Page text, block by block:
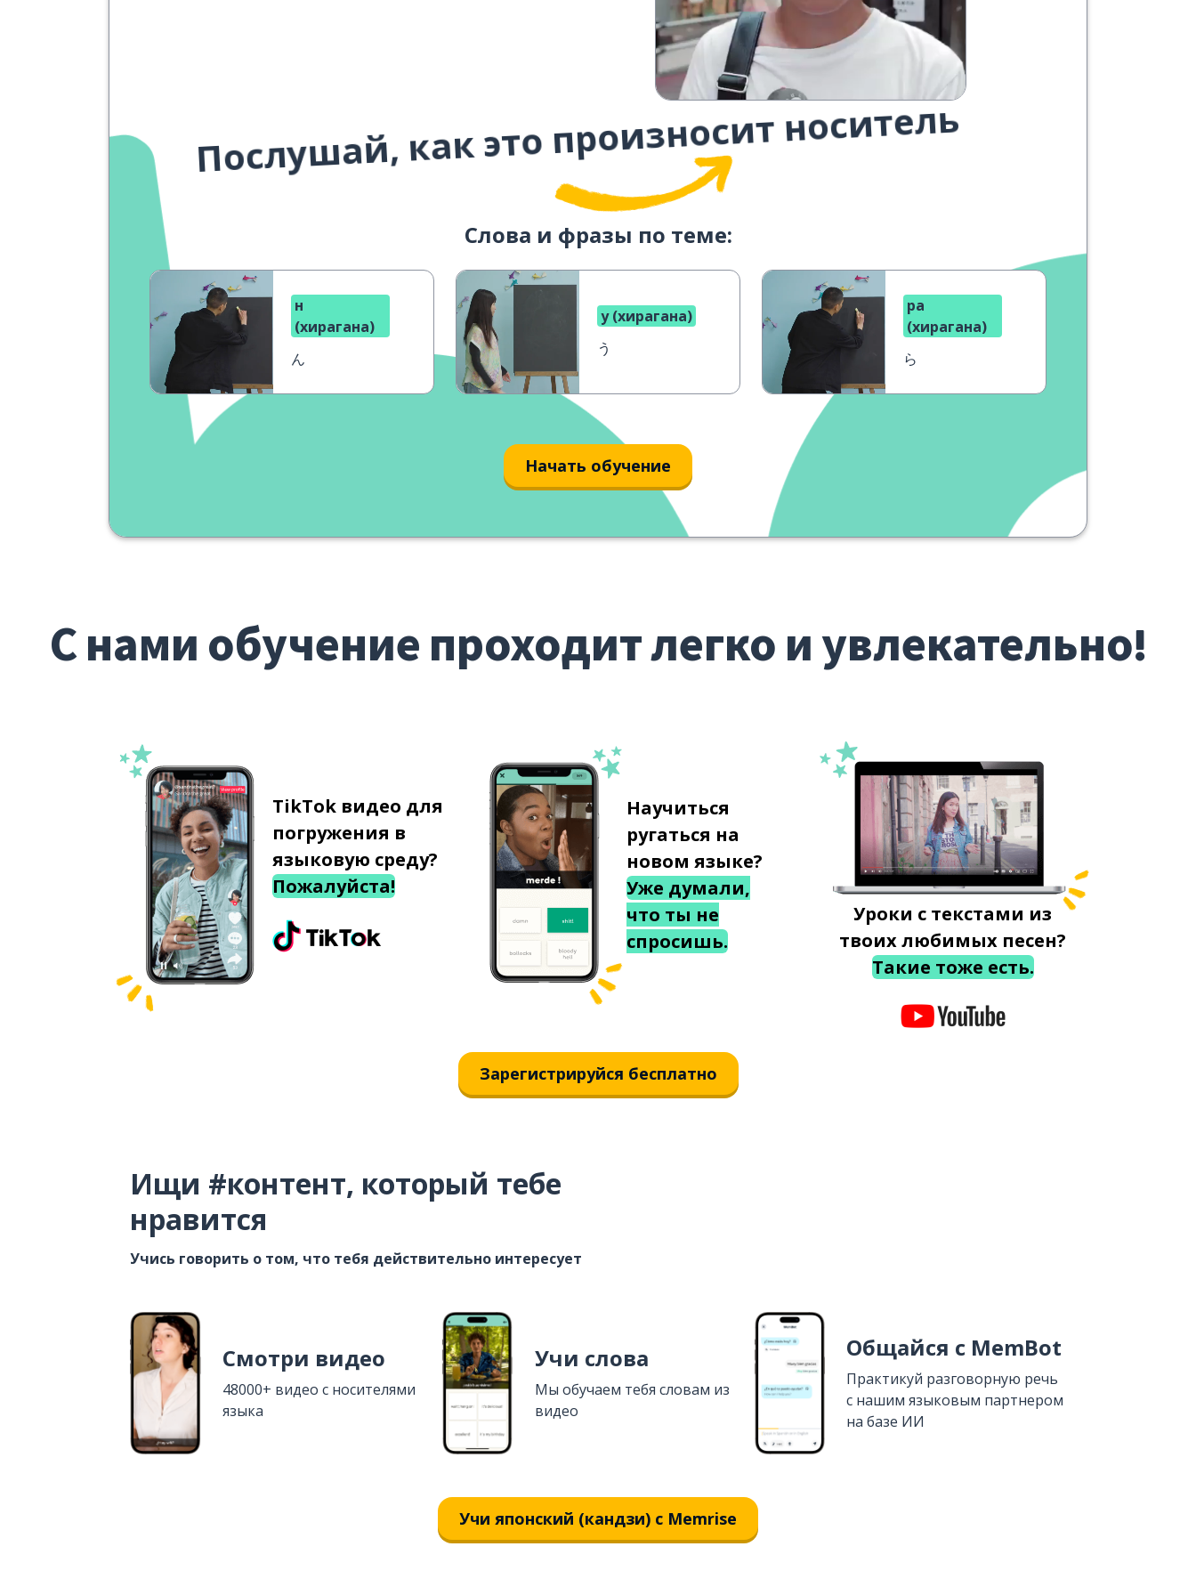
Послушай, как это произносит носитель
Слова и фразы по теме:
н
(хирагана)
ん
у (хирагана)
う
ра
(хирагана)
ら
Начать обучение
С нами обучение проходит легко и увлекательно!
TikTok видео для
погружения в
языковую среду?
Пожалуйста!
Научиться
ругаться на
новом языке?
Уже думали,
что ты не
спросишь.
Уроки с текстами из
твоих любимых песен?
Такие тоже есть.
Зарегистрируйся бесплатно
Ищи #контент, который тебе
нравится
Учись говорить о том, что тебя действительно интересует
Смотри видео
48000+ видео с носителями
языка
Учи слова
Мы обучаем тебя словам из
видео
Общайся с MemBot
Практикуй разговорную речь
с нашим языковым партнером
на базе ИИ
Учи японский (кандзи) с Memrise